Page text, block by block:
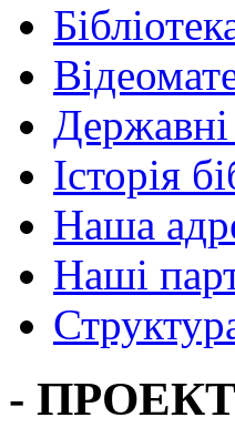
Державні
Історія
Наша
Наші
-